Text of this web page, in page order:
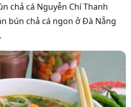
chả cá Nguyễn Chí Thanh
bún chả cá ngon ở Đà Nẵng